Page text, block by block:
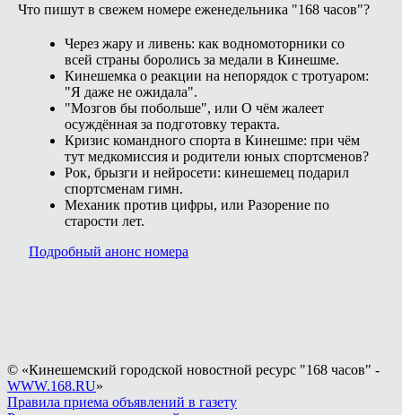
Что пишут в свежем номере еженедельника "168 часов"?
Через жару и ливень: как водномоторники со
всей страны боролись за медали в Кинешме.
Кинешемка о реакции на непорядок с тротуаром:
"Я даже не ожидала".
"Мозгов бы побольше", или О чём жалеет
осуждённая за подготовку теракта.
Кризис командного спорта в Кинешме: при чём
тут медкомиссия и родители юных спортсменов?
Рок, брызги и нейросети: кинешемец подарил
спортсменам гимн.
Механик против цифры, или Разорение по
старости лет.
Подробный анонс номера
© «Кинешемский городской новостной ресурс "168 часов" -
WWW.168.RU»
Правила приема объявлений в газету